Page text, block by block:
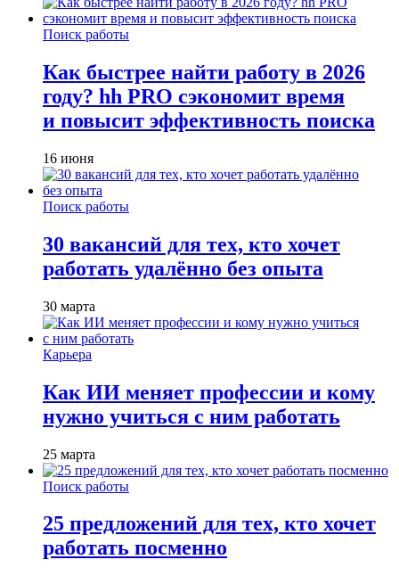
Поиск работы
Как быстрее найти работу в 2026
году? hh PRO сэкономит время
и повысит эффективность поиска
16 июня
Поиск работы
30 вакансий для тех, кто хочет
работать удалённо без опыта
30 марта
Карьера
Как ИИ меняет профессии и кому
нужно учиться с ним работать
25 марта
Поиск работы
25 предложений для тех, кто хочет
работать посменно